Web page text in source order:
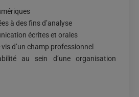
à des fins d’analyse
écrites et orales
d’un champ professionnel
au sein d’une organisation